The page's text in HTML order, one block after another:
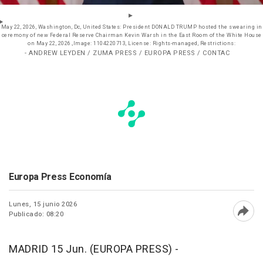
May 22, 2026, Washington, Dc, United States: President DONALD TRUMP hosted the swearing in
ceremony of new Federal Reserve Chairman Kevin Warsh in the East Room of the White House
on May 22, 2026.,Image: 1104220713, License: Rights-managed, Restrictions:
- ANDREW LEYDEN / ZUMA PRESS / EUROPA PRESS / CONTAC
Europa Press Economía
Lunes, 15 junio 2026
Publicado: 08:20
MADRID 15 Jun. (EUROPA PRESS) -